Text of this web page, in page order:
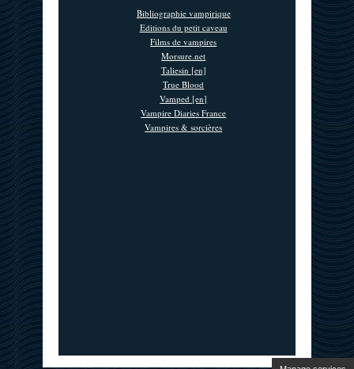
Bibliographie vampirique
Editions du petit caveau
Films de vampires
Morsure.net
Taliesin [en]
True Blood
Vamped [en]
Vampire Diaries France
Vampires & sorcières